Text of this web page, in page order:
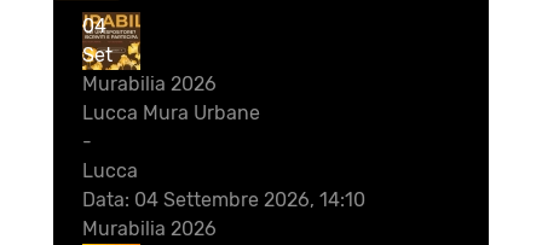
04
Set
Murabilia 2026
Lucca Mura Urbane
-
Lucca
Data: 04 Settembre 2026, 14:10
Murabilia 2026